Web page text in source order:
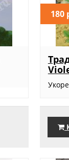
180